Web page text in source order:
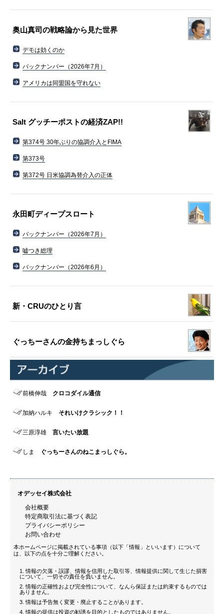
奥山真司の戦略論から見た世界
デモは効くのか
バックナンバー（2026年7月）
アメリカは同盟国を守れない
Salt グッチーポストの経済ZAP!!
第374号 30年ぶりの協調介入とFIMA
第373号
第372号 日米協調為替介入の正体
永田町ディープスロート
バックナンバー（2026年7月）
嘘つき総理
バックナンバー（2026年6月）
新・CRUのひとり言
ぐっちーさんの金持ちまっしぐら
前橋伸哉 クロコダイル通信
加納ハルキ それいけクラシック！！
三原淳雄 言いたい放題
しま ぐっちーさんのねこまっしぐら。
オデッセイ株式会社
会社概要
特定商取引法に基づく表記
プライバシーポリシー
お問い合わせ
本ホームページに掲載されている事項（以下「情報」といいます）について
は、以下の点を十分ご理解ください。
情報の欠落・誤謬、情報を信用した取引等、情報提供に関して生じた損害
について、一切その責任を負いません。
情報の正確性および完全性について、なんら保証または約束するものでは
ありません。
情報は予告無く変更・廃止することがあります。
情報の提供は投資の勧誘を目的としたものではありません。